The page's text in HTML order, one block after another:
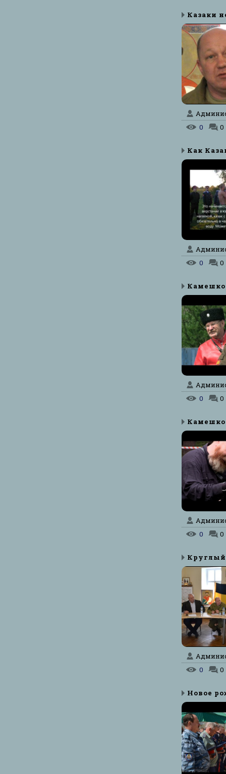
Казаки
0
0
0
0
0
0
0
0
0
0